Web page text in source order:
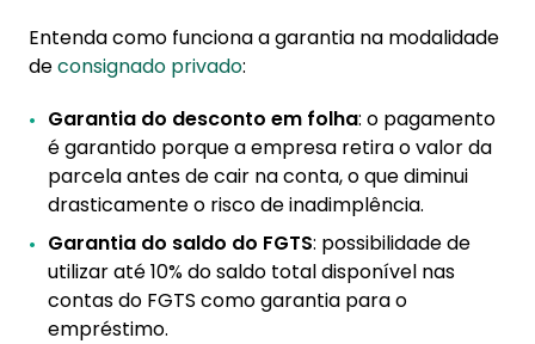
Entenda como funciona a garantia na modalidade
deconsignado privado:
Garantia do desconto em folha: o pagamento
é garantido porque a empresa retira o valor da
parcela antes de cair na conta, o que diminui
drasticamente o risco de inadimplência.
Garantia do saldo do FGTS: possibilidade de
utilizar até 10% do saldo total disponível nas
contas do FGTS como garantia para o
empréstimo.